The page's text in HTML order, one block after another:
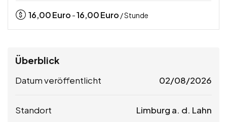
16,00Euro -16,00Euro / Stunde
Überblick
Datum veröffentlicht 02/08/2026
Standort Limburg a. d. Lahn